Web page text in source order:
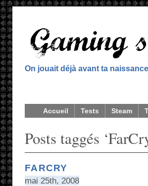
On jouait déjà avant ta
Accueil Tests Steam
Posts taggés
FARCRY
mai 25th, 2008